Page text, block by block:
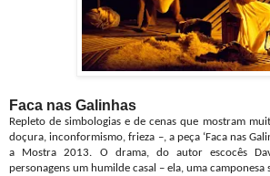
Faca nas Galinhas
Repleto de simbologias e de cenas que mostram
doçura, inconformismo, frieza –, a peça ‘Faca nas
a Mostra 2013. O drama, do autor escocês
personagens um humilde casal – ela, uma camponesa